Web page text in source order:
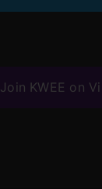
Join KWEE on